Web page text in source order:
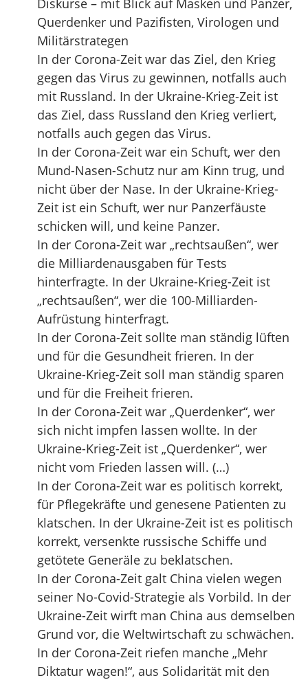
Diskurse – mit Blick auf Masken und Panzer,
Querdenker und Pazifisten, Virologen und
Militärstrategen
In der Corona-Zeit war das Ziel, den Krieg
gegen das Virus zu gewinnen, notfalls auch
mit Russland. In der Ukraine-Krieg-Zeit ist
das Ziel, dass Russland den Krieg verliert,
notfalls auch gegen das Virus.
In der Corona-Zeit war ein Schuft, wer den
Mund-Nasen-Schutz nur am Kinn trug, und
nicht über der Nase. In der Ukraine-Krieg-
Zeit ist ein Schuft, wer nur Panzerfäuste
schicken will, und keine Panzer.
In der Corona-Zeit war „rechtsaußen“, wer
die Milliardenausgaben für Tests
hinterfragte. In der Ukraine-Krieg-Zeit ist
„rechtsaußen“, wer die 100-Milliarden-
Aufrüstung hinterfragt.
In der Corona-Zeit sollte man ständig lüften
und für die Gesundheit frieren. In der
Ukraine-Krieg-Zeit soll man ständig sparen
und für die Freiheit frieren.
In der Corona-Zeit war „Querdenker“, wer
sich nicht impfen lassen wollte. In der
Ukraine-Krieg-Zeit ist „Querdenker“, wer
nicht vom Frieden lassen will. (…)
In der Corona-Zeit war es politisch korrekt,
für Pflegekräfte und genesene Patienten zu
klatschen. In der Ukraine-Zeit ist es politisch
korrekt, versenkte russische Schiffe und
getötete Generäle zu beklatschen.
In der Corona-Zeit galt China vielen wegen
seiner No-Covid-Strategie als Vorbild. In der
Ukraine-Zeit wirft man China aus demselben
Grund vor, die Weltwirtschaft zu schwächen.
In der Corona-Zeit riefen manche „Mehr
Diktatur wagen!“, aus Solidarität mit den